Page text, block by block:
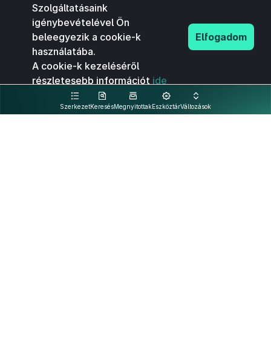
SzerkezetKeresésMegnyitottakEszköztárVáltozások
Szolgáltatásaink
igénybevételével Ön
beleegyezik a cookie-k
használatába.
A cookie-k kezeléséről
részletesebb információt ide
kattintva olvashat.
Elfogadom